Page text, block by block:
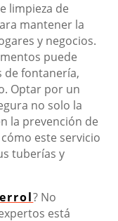
limpieza de
mantener la
y negocios.
puede
de fontanería,
Optar por un
no solo la
la prevención de
este servicio
tuberías y
? No
está